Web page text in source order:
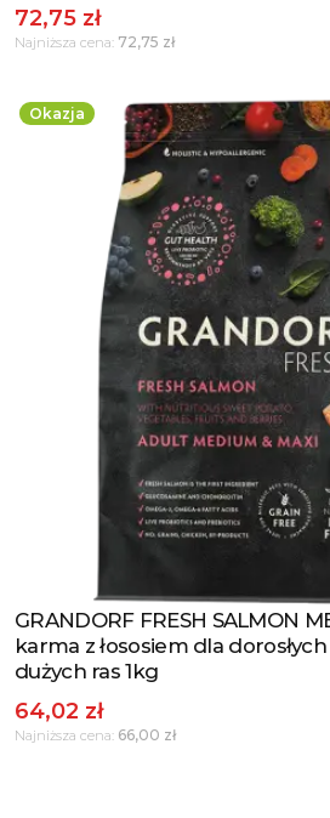
72,75 zł
Najniższa cena: 72,75 zł
Okazja
Zobacz produkt
GRANDORF FRESH SALMON
karma z łososiem dla
dużych ras 1kg
64,02 zł
Najniższa cena: 66,00 zł